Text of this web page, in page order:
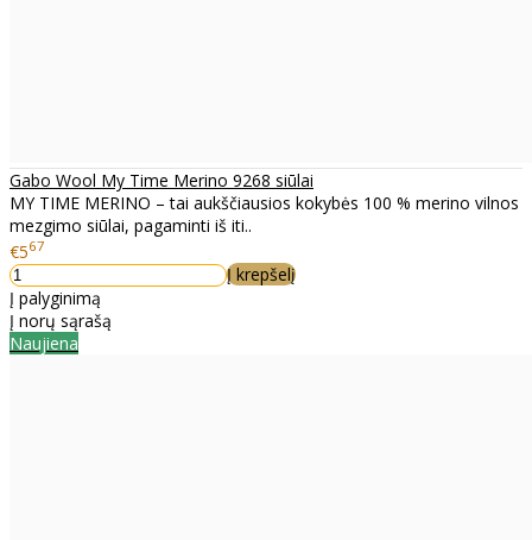
Gabo Wool My Time Merino 9268 siūlai
MY TIME MERINO – tai aukščiausios kokybės 100 % merino vilnos
mezgimo siūlai, pagaminti iš iti..
€567
Į krepšelį
Į palyginimą
Į norų sąrašą
Naujiena